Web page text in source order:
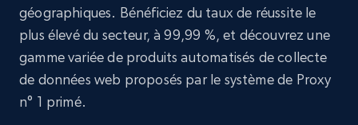
géographiques. Bénéficiez du taux de réussite le
plus élevé du secteur, à 99,99 %, et découvrez une
gamme variée de produits automatisés de collecte
de données web proposés par le système de Proxy
n° 1 primé.